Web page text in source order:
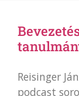
Reisinger
podcast